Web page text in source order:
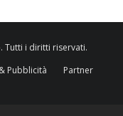
Tutti i diritti riservati.
Pubblicità Partner